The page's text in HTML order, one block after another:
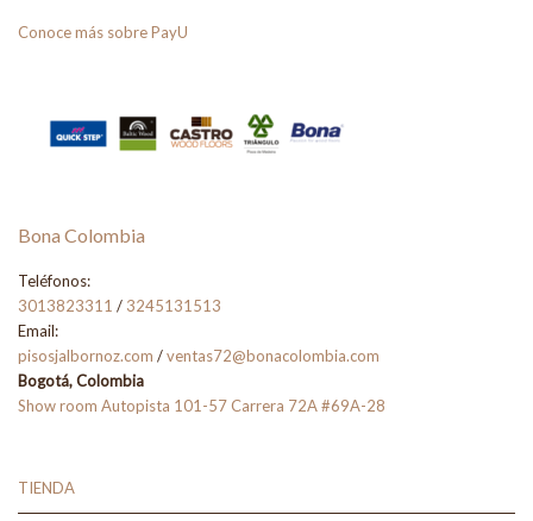
Conoce más sobre PayU
Bona Colombia
Teléfonos:
3013823311 / 3245131513
Email:
pisosjalbornoz.com /ventas72@bonacolombia.com
Bogotá, Colombia
Show room Autopista 101-57 Carrera 72A #69A-28
TIENDA